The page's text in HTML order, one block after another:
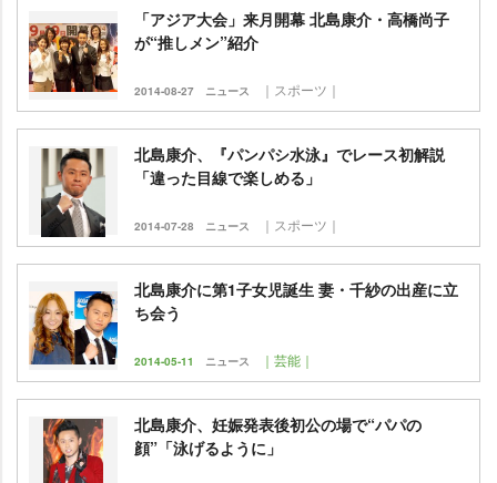
「アジア大会」来月開幕 北島康介・高橋尚子
が“推しメン”紹介
2014-08-27 ニュース ｜スポーツ｜
北島康介、『パンパシ水泳』でレース初解説
「違った目線で楽しめる」
2014-07-28 ニュース ｜スポーツ｜
北島康介に第1子女児誕生 妻・千紗の出産に立
ち会う
2014-05-11 ニュース ｜芸能｜
北島康介、妊娠発表後初公の場で“パパの
顔”「泳げるように」